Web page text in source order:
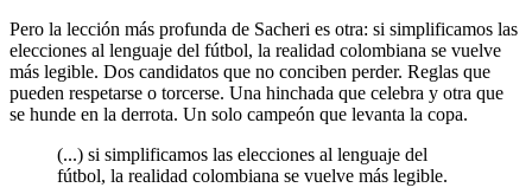
Pero la lección más profunda de Sacheri es otra: si simplificamos las
elecciones al lenguaje del fútbol, la realidad colombiana se vuelve
más legible. Dos candidatos que no conciben perder. Reglas que
pueden respetarse o torcerse. Una hinchada que celebra y otra que
se hunde en la derrota. Un solo campeón que levanta la copa.
(...) si simplificamos las elecciones al lenguaje del
fútbol, la realidad colombiana se vuelve más legible.